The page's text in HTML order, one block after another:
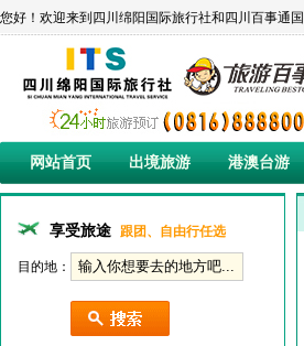
您好！欢迎来到四川绵阳国际旅行社和四川百事通
网站首页 出境旅游 港澳台游
享受旅途 跟团、自由行任选
目的地：